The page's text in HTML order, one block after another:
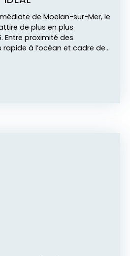
de Moëlan-sur-Mer, le
de plus en plus
Entre proximité des
à l’océan et cadre de
équilibre idéal. Découvrez
de AVEN BÉLON